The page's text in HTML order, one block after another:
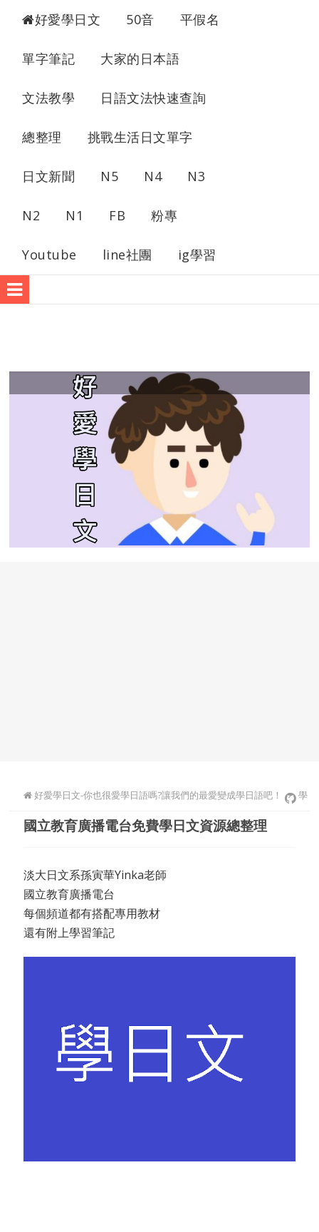
好愛學日文 50音 平假名
單字筆記 大家的日本語
文法教學 日語文法快速查詢
總整理 挑戰生活日文單字
日文新聞 N5 N4 N3
N2 N1 FB 粉專
Youtube line社團 ig學習
好愛學日文-你也很愛學日語嗎?讓我們的最愛變成學日語吧！ 學
日文國立教育廣播電台免費學日文資源總整理
淡大日文系孫寅華Yinka老師
國立教育廣播電台
每個頻道都有搭配專用教材
還有附上學習筆記